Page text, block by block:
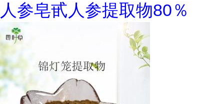
人参皂甙人参提取物80％